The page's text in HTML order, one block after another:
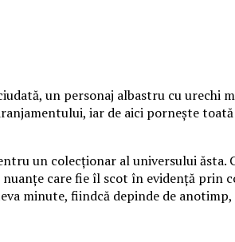
un personaj albastru cu urechi
iar de aici pornește toată
un colecționar al universului ăsta.
care fie îl scot în evidență prin
minute, fiindcă depinde de anotimp,